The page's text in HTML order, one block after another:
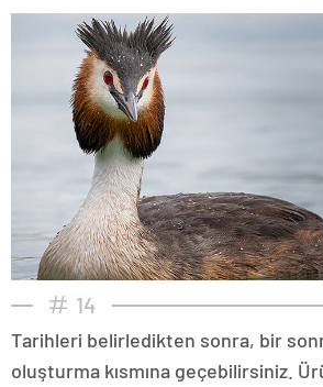
14
Tarihleri belirledikten sonra, bir
oluşturma kısmına geçebilirsiniz.